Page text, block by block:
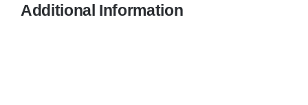
Additional Information